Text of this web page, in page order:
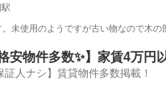
駅
未使用のようですが古い物なので木
田畑駅 タイヤ、ホイール
格安物件多数✨】家賃4万円
証人ナシ】賃貸物件多数掲載！